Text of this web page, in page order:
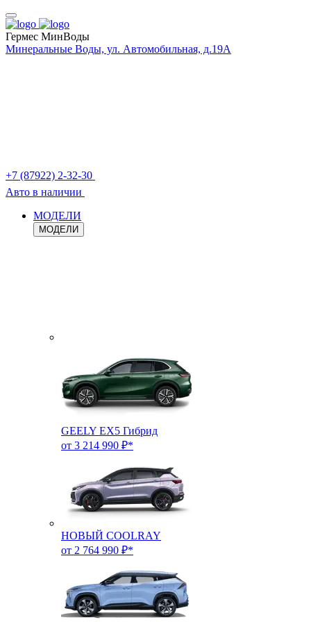
Гермес МинВоды
Минеральные Воды, ул. Автомобильная, д.19А
+7 (87922) 2-32-30
Авто в наличии
МОДЕЛИ
МОДЕЛИ
GEELY EX5 Гибрид
от 3 214 990 ₽*
НОВЫЙ COOLRAY
от 2 764 990 ₽*